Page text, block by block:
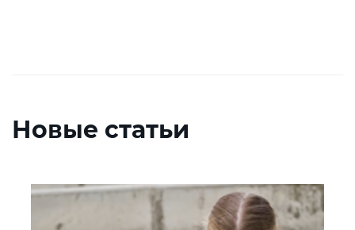
Новые статьи